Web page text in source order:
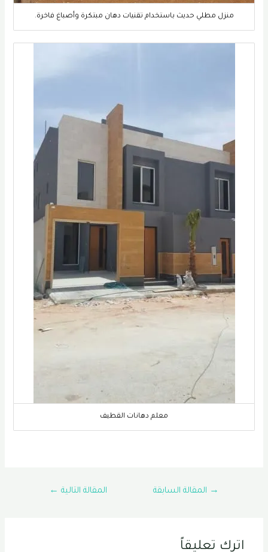
منزل مطلي حديث باستخدام تقنيات دهان مبتكرة وأصباغ فاخرة.
معلم دهانات القطيف
تصفّح→ المقالة السابقة المقالة التالية ←
اترك تعليقاً